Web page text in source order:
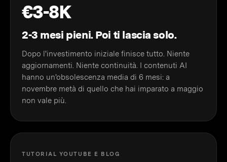
€3-8K
2-3 mesi pieni. Poi ti lascia solo.
Dopo l'investimento iniziale finisce tutto. Niente
aggiornamenti. Niente continuità. I contenuti AI
hanno un'obsolescenza media di 6 mesi: a
novembre metà di quello che hai imparato a maggio
non vale più.
TUTORIAL YOUTUBE E BLOG